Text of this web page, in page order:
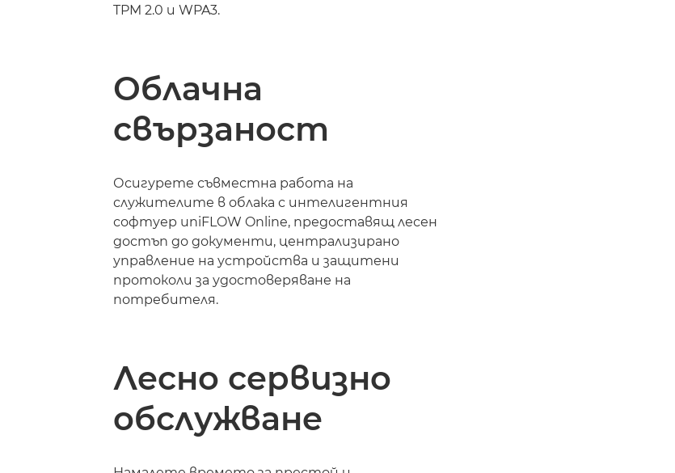
TPM 2.0 и WPA3.
Облачна
свързаност
Осигурете съвместна работа на
служителите в облака с интелигентния
софтуер uniFLOW Online, предоставящ лесен
достъп до документи, централизирано
управление на устройства и защитени
протоколи за удостоверяване на
потребителя.
Лесно сервизно
обслужване